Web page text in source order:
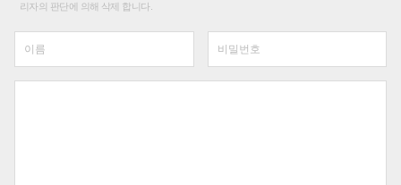
리자의 판단에 의해 삭제 합니다.